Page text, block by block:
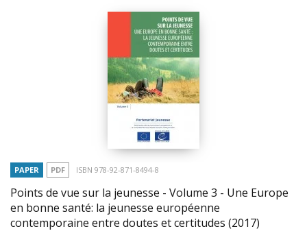
PAPER PDF ISBN 978-92-871-8494-8
Points de vue sur la jeunesse - Volume 3 - Une Europe
en bonne santé: la jeunesse européenne
contemporaine entre doutes et certitudes (2017)